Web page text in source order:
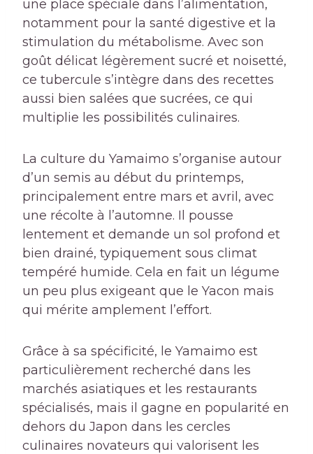
une place spéciale dans l’alimentation,
notamment pour la santé digestive et la
stimulation du métabolisme. Avec son
goût délicat légèrement sucré et noisetté,
ce tubercule s’intègre dans des recettes
aussi bien salées que sucrées, ce qui
multiplie les possibilités culinaires.
La culture du Yamaimo s’organise autour
d’un semis au début du printemps,
principalement entre mars et avril, avec
une récolte à l’automne. Il pousse
lentement et demande un sol profond et
bien drainé, typiquement sous climat
tempéré humide. Cela en fait un légume
un peu plus exigeant que le Yacon mais
qui mérite amplement l’effort.
Grâce à sa spécificité, le Yamaimo est
particulièrement recherché dans les
marchés asiatiques et les restaurants
spécialisés, mais il gagne en popularité en
dehors du Japon dans les cercles
culinaires novateurs qui valorisent les